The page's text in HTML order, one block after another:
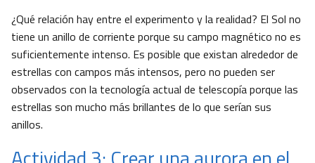
¿Qué relación hay entre el experimento y la realidad? El Sol no
tiene un anillo de corriente porque su campo magnético no es
suficientemente intenso. Es posible que existan alrededor de
estrellas con campos más intensos, pero no pueden ser
observados con la tecnología actual de telescopía porque las
estrellas son mucho más brillantes de lo que serían sus
anillos.